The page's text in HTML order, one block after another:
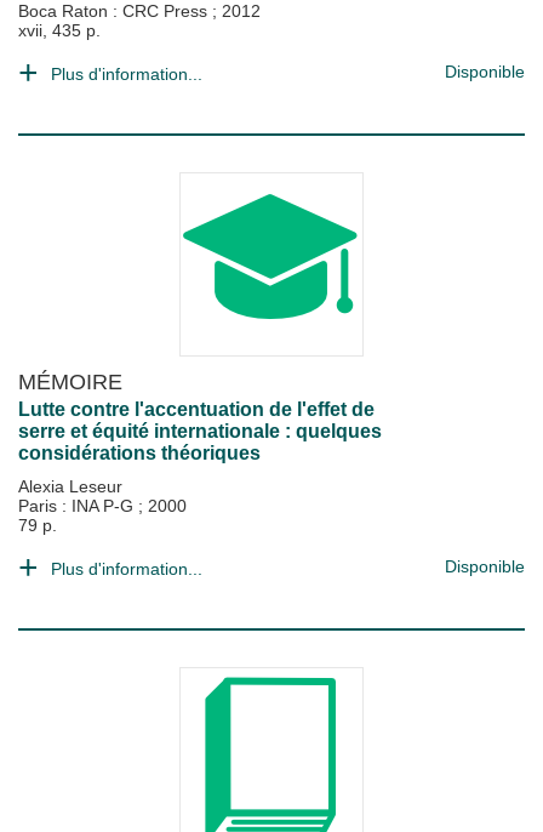
Boca Raton : CRC Press ; 2012
xvii, 435 p.
Plus d'information... Disponible
MÉMOIRE
Lutte contre l'accentuation de l'effet de
serre et équité internationale : quelques
considérations théoriques
Alexia Leseur
Paris : INA P-G ; 2000
79 p.
Plus d'information... Disponible